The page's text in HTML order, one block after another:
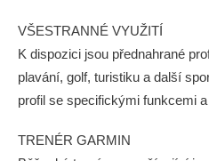
VŠESTRANNÉ VYUŽITÍ
K dispozici jsou přednahrané
plavání, golf, turistiku a další
profil se specifickými funkcemi
TRENÉR GARMIN